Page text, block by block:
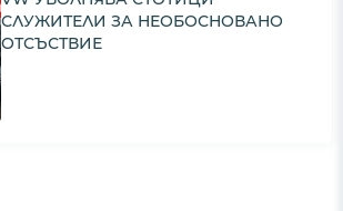
СЛУЖИТЕЛИ ЗА НЕОБОСНОВАНО
ОТСЪСТВИЕ